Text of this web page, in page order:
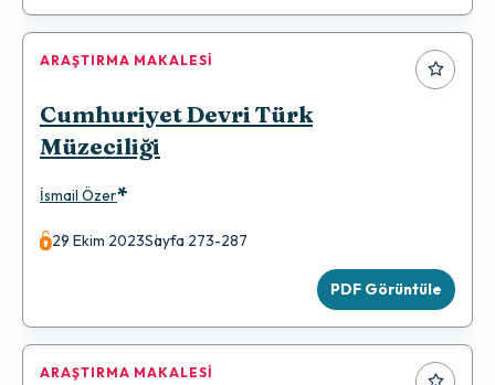
ARAŞTIRMA MAKALESI
Cumhuriyet Devri Türk
Müzeciliği
İsmail Özer*
29 Ekim 2023Sayfa 273-287
PDF Görüntüle
ARAŞTIRMA MAKALESI